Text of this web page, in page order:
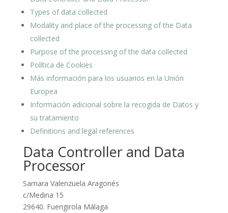
Types of data collected
Modality and place of the processing of the Data
collected
Purpose of the processing of the data collected
Política de Cookies
Más información para los usuarios en la Unión
Europea
Información adicional sobre la recogida de Datos y
su tratamiento
Definitions and legal references
Data Controller and Data
Processor
Samara Valenzuela Aragonés
c/Medina 15
29640. Fuengirola Málaga